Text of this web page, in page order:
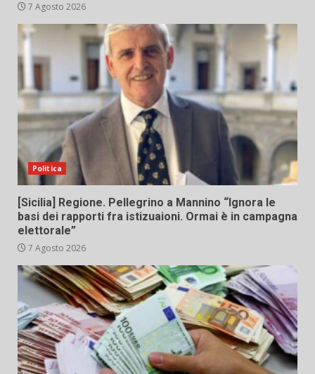
7 Agosto 2026
Politica
[Sicilia] Regione. Pellegrino a Mannino “Ignora le
basi dei rapporti fra istizuaioni. Ormai è in campagna
elettorale”
7 Agosto 2026